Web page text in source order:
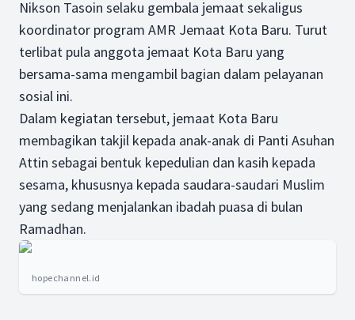
Nikson Tasoin selaku gembala jemaat sekaligus
koordinator program AMR Jemaat Kota Baru. Turut
terlibat pula anggota jemaat Kota Baru yang
bersama-sama mengambil bagian dalam pelayanan
sosial ini.
Dalam kegiatan tersebut, jemaat Kota Baru
membagikan takjil kepada anak-anak di Panti Asuhan
Attin sebagai bentuk kepedulian dan kasih kepada
sesama, khususnya kepada saudara-saudari Muslim
yang sedang menjalankan ibadah puasa di bulan
Ramadhan.
hopechannel.id